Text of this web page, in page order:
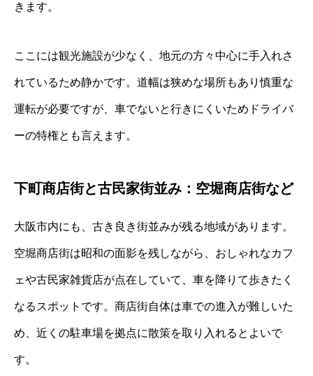
きます。
ここには観光施設が少なく、地元の方々中心に手入れさ
れているため静かです。道幅は狭めな場所もあり慎重な
運転が必要ですが、車でないと行きにくいためドライバ
ーの特権とも言えます。
下町商店街と古民家街並み：空堀商店街など
大阪市内にも、古き良き街並みが残る地域があります。
空堀商店街は昭和の面影を残しながら、おしゃれなカフ
ェや古民家雑貨店が点在していて、車を降りて歩きたく
なるスポットです。商店街自体は車での進入が難しいた
め、近くの駐車場を拠点に散策を取り入れるとよいで
す。